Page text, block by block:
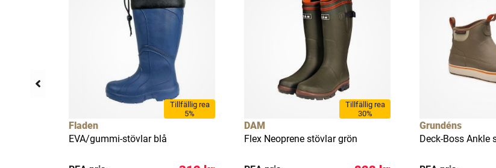
Tillfällig rea
5%
Fladen
EVA/gummi-stövlar blå
Tillfällig rea
30%
DAM
Flex Neoprene stövlar grön
Grundéns
Deck-Boss Ankle